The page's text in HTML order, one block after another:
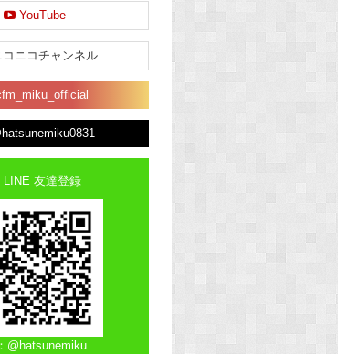
YouTube
ニコチャンネル
LINE 友達登録
@hatsunemiku